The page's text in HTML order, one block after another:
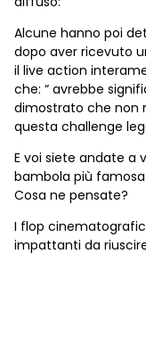
Alcune hanno poi
dopo aver ricevuto
il live action
che: “ avrebbe
dimostrato che non
questa challenge
E voi siete andate a
bambola più
Cosa ne pensate?
I flop
impattanti da